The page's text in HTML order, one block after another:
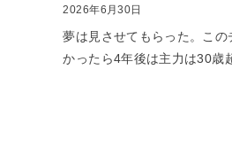
2026年6月30日
夢は見させてもらった。こ
かったら4年後は主力は30歳